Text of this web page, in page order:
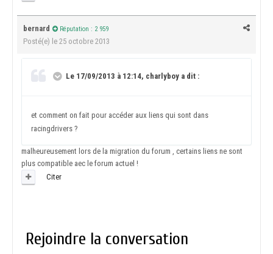
bernard Réputation : 2 959
Posté(e) le 25 octobre 2013
Le 17/09/2013 à 12:14, charlyboy a dit :
et comment on fait pour accéder aux liens qui sont dans
racingdrivers ?
malheureusement lors de la migration du forum , certains liens ne sont
plus compatible aec le forum actuel !
Citer
Rejoindre la conversation